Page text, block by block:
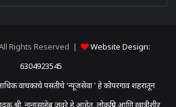
Rights Reserved |
Website Design:
6304923545
वाचकांचे पसंतीचे 'न्यूजसेवा ' हे कोपरगाव शहरातून
श्री. नानासाहेब जवरे हे आहेत. लोकप्रिय आणि खात्रीशीर